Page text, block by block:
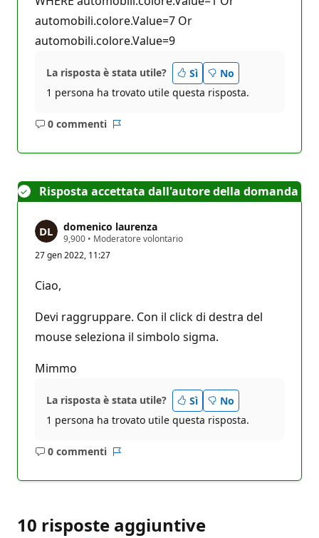
automobili.colore.Value=7 Or
automobili.colore.Value=9
La risposta è stata utile? Sì
No
1 persona ha trovato utile questa risposta.
0 commenti
Nessun
Risposta accettata dall'autore della domanda
domenico laurenza
9,900 P
n
r
e
p
u
o
e
• Moderatore volontario
27 gen 2022, 11:27
Ciao,
Devi raggruppare. Con il click di destra del
mouse seleziona il simbolo sigma.
Mimmo
La risposta è stata utile? Sì
No
1 persona ha trovato utile questa risposta.
0 commenti
Nessun
10 risposte aggiuntive